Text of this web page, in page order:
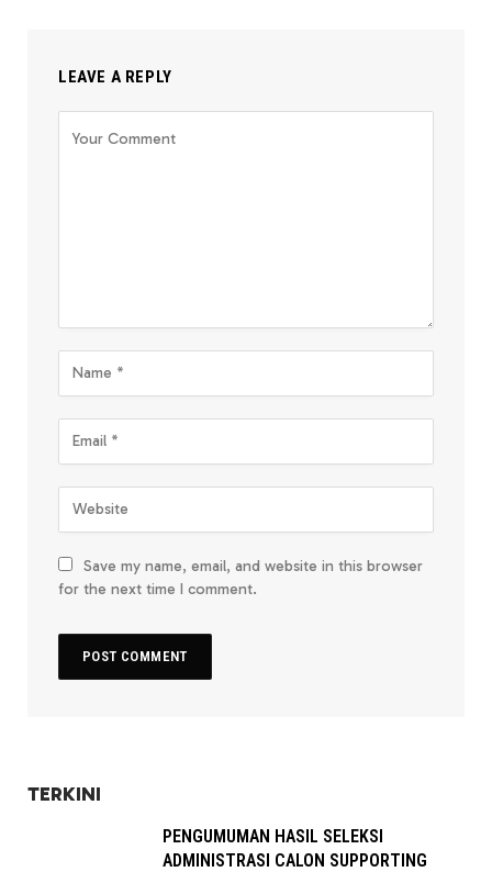
LEAVE A REPLY
Save my name, email, and website in this browser
for the next time I comment.
TERKINI
PENGUMUMAN HASIL SELEKSI
ADMINISTRASI CALON SUPPORTING